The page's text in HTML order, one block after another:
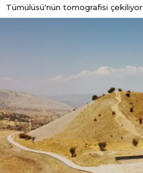
Tümülüsü'nün tomografisi çekiliyor